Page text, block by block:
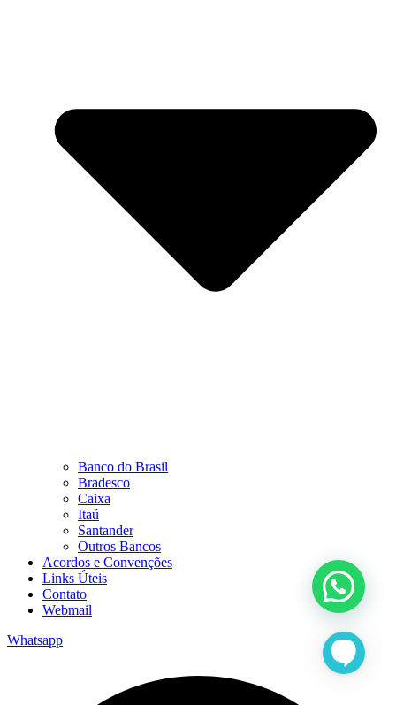
Banco do Brasil
Bradesco
Caixa
Itaú
Santander
Outros Bancos
Acordos e Convenções
Links Úteis
Contato
Webmail
Whatsapp